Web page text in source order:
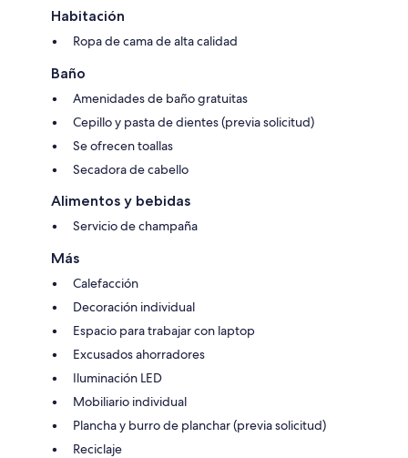
Habitación
Ropa de cama de alta calidad
Baño
Amenidades de baño gratuitas
Cepillo y pasta de dientes (previa solicitud)
Se ofrecen toallas
Secadora de cabello
Alimentos y bebidas
Servicio de champaña
Más
Calefacción
Decoración individual
Espacio para trabajar con laptop
Excusados ahorradores
Iluminación LED
Mobiliario individual
Plancha y burro de planchar (previa solicitud)
Reciclaje